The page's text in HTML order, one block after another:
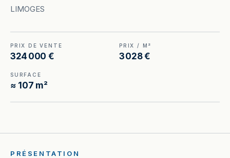
LIMOGES
PRIX DE VENTE
324 000 €
PRIX / M²
3 028 €
SURFACE
≈ 107 m²
PRÉSENTATION